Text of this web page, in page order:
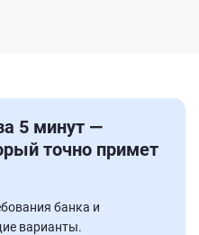
5 минут —
точно примет
банка и
варианты.